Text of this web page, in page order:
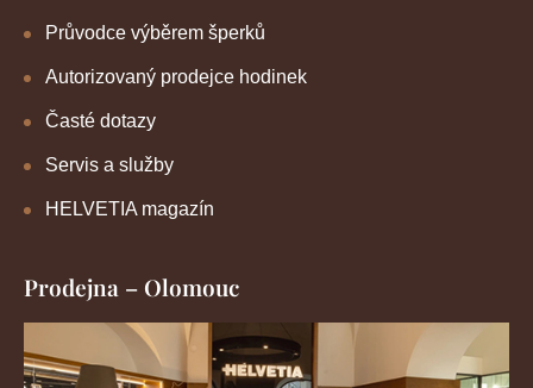
Průvodce výběrem šperků
Autorizovaný prodejce hodinek
Časté dotazy
Servis a služby
HELVETIA magazín
Prodejna – Olomouc